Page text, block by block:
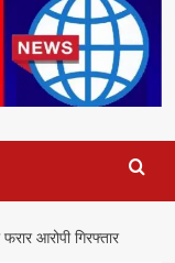
आरोपी गिरफ्तार